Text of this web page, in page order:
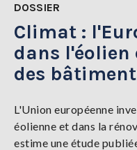
TENDANCES
SERVICES
LA
Se
DOSSIER
Climat :
dans
des
L'Union européenne
éolienne et dans la
estime une étude